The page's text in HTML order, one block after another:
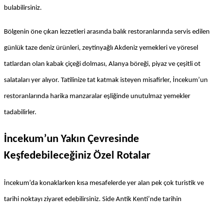
bulabilirsiniz.
Bölgenin öne çıkan lezzetleri arasında balık restoranlarında servis edilen
günlük taze deniz ürünleri, zeytinyağlı Akdeniz yemekleri ve yöresel
tatlardan olan kabak çiçeği dolması, Alanya böreği, piyaz ve çeşitli ot
salataları yer alıyor. Tatilinize tat katmak isteyen misafirler, İncekum’un
restoranlarında harika manzaralar eşliğinde unutulmaz yemekler
tadabilirler.
İncekum’un Yakın Çevresinde
Keşfedebileceğiniz Özel Rotalar
İncekum’da konaklarken kısa mesafelerde yer alan pek çok turistik ve
tarihi noktayı ziyaret edebilirsiniz. Side Antik Kenti’nde tarihin